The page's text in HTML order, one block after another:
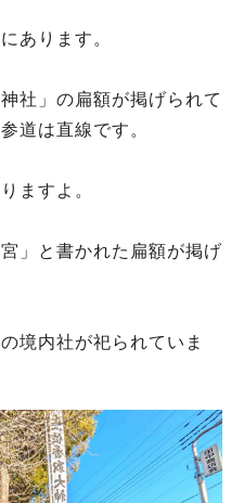
あります。
社」の扁額が掲げられて
道は直線です。
ますよ。
」と書かれた扁額が掲げ
境内社が祀られていま